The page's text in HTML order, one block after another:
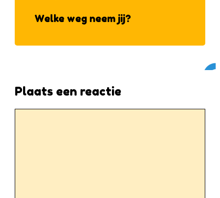
Welke weg neem jij?
Plaats een reactie